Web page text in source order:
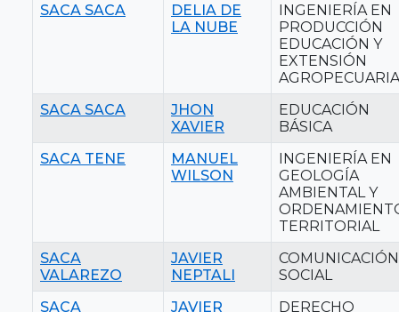
SACA SACA
DELIA DE
LA NUBE
INGENIERÍA EN
PRODUCCIÓN
EDUCACIÓN Y
EXTENSIÓN
SACA SACA
JHON
XAVIER
EDUCACIÓN
BÁSICA
SACA TENE
MANUEL
WILSON
INGENIERÍA EN
GEOLOGÍA
AMBIENTAL Y
TERRITORIAL
SACA
VALAREZO
JAVIER
NEPTALI
COMUNICACIÓN
SOCIAL
SACA
JAVIER
DERECHO